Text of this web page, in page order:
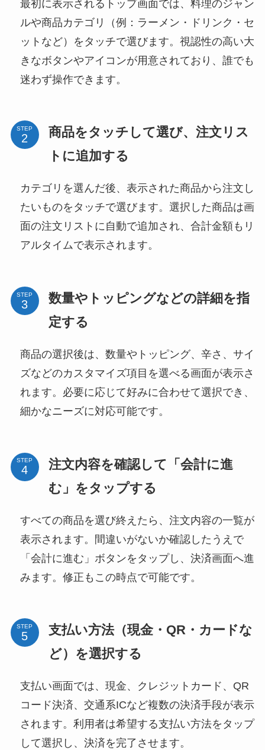
最初に表示されるトップ画面では、料理のジャン
ルや商品カテゴリ（例：ラーメン・ドリンク・セ
ットなど）をタッチで選びます。視認性の高い大
きなボタンやアイコンが用意されており、誰でも
迷わず操作できます。
STEP
商品をタッチして選び、注文リス
トに追加する
カテゴリを選んだ後、表示された商品から注文し
たいものをタッチで選びます。選択した商品は画
面の注文リストに自動で追加され、合計金額もリ
アルタイムで表示されます。
STEP
数量やトッピングなどの詳細を指
定する
商品の選択後は、数量やトッピング、辛さ、サイ
ズなどのカスタマイズ項目を選べる画面が表示さ
れます。必要に応じて好みに合わせて選択でき、
細かなニーズに対応可能です。
STEP
注文内容を確認して「会計に進
む」をタップする
すべての商品を選び終えたら、注文内容の一覧が
表示されます。間違いがないか確認したうえで
「会計に進む」ボタンをタップし、決済画面へ進
みます。修正もこの時点で可能です。
STEP
支払い方法（現金・QR・カードな
ど）を選択する
支払い画面では、現金、クレジットカード、QR
コード決済、交通系ICなど複数の決済手段が表示
されます。利用者は希望する支払い方法をタップ
して選択し、決済を完了させます。